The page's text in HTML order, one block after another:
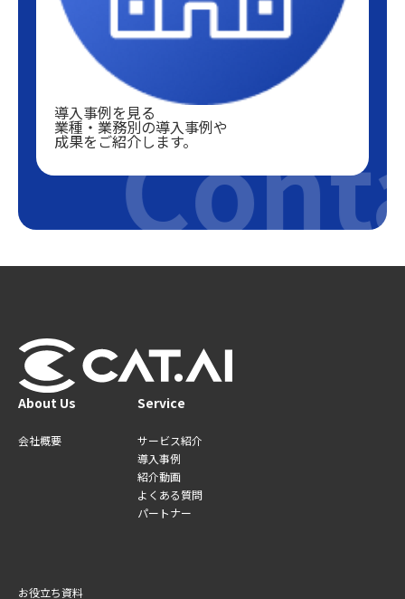
導入事例を見る
業種・業務別の導入事例や
成果をご紹介します。
About Us
会社概要
Service
サービス紹介
導入事例
紹介動画
よくある質問
パートナー
お役立ち資料